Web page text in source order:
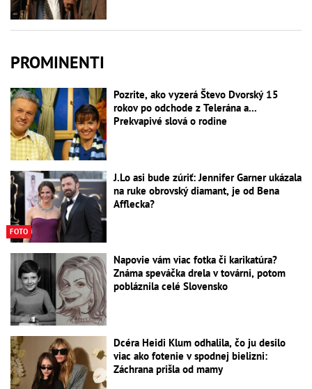
PROMINENTI
Pozrite, ako vyzerá Števo Dvorský 15
rokov po odchode z Telerána a...
Prekvapivé slová o rodine
FOTO
J.Lo asi bude zúriť: Jennifer Garner ukázala
na ruke obrovský diamant, je od Bena
Afflecka?
Napovie vám viac fotka či karikatúra?
Známa speváčka drela v továrni, potom
pobláznila celé Slovensko
Dcéra Heidi Klum odhalila, čo ju desilo
viac ako fotenie v spodnej bielizni:
Záchrana prišla od mamy